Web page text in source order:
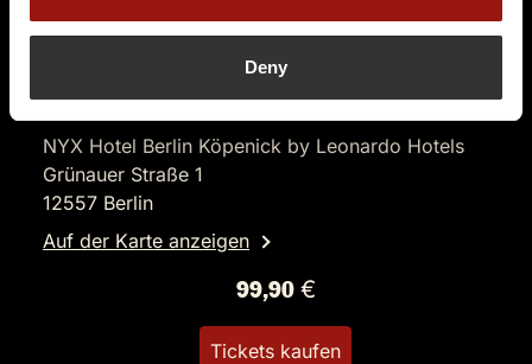
Deny
12.12.2027 17:00 Uhr
Sherlys Spurensuche
NYX Hotel Berlin Köpenick by Leonardo Hotels
Grünauer Straße 1
12557 Berlin
Auf der Karte anzeigen
99,90 €
Tickets kaufen